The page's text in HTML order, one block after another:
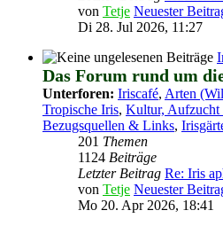
von Tetje Neuester
Di 28. Jul 2026, 11:27
Das Forum rund um
Unterforen: Iriscafé, Arten
Tropische Iris, Kultur, Aufzucht
Bezugsquellen & Links,
201 Themen
1124 Beiträge
Letzter Beitrag Re: Iris
von Tetje Neuester
Mo 20. Apr 2026, 18:41